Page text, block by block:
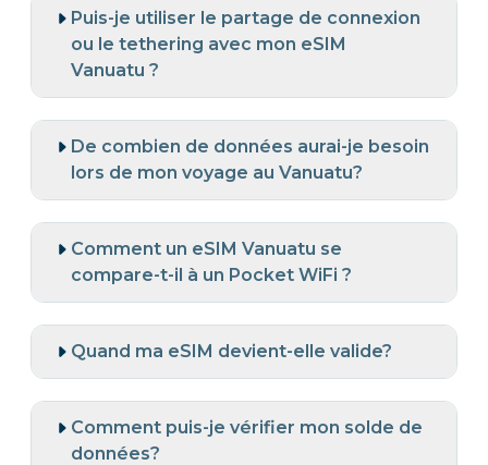
Puis-je utiliser le partage de connexion
ou le tethering avec mon eSIM
Vanuatu ?
De combien de données aurai-je besoin
lors de mon voyage au Vanuatu?
Comment un eSIM Vanuatu se
compare-t-il à un Pocket WiFi ?
Quand ma eSIM devient-elle valide?
Comment puis-je vérifier mon solde de
données?